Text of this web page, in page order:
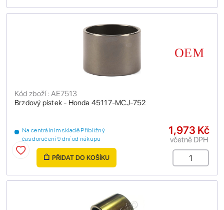
Brzdový pístek - Honda 45117-MCJ-752
Kód zboží : AE7513
Na centrálním skladě Přibližný
čas doručení 9 dní od nákupu
1,973 Kč
včetně DPH
PŘIDAT DO KOŠÍKU